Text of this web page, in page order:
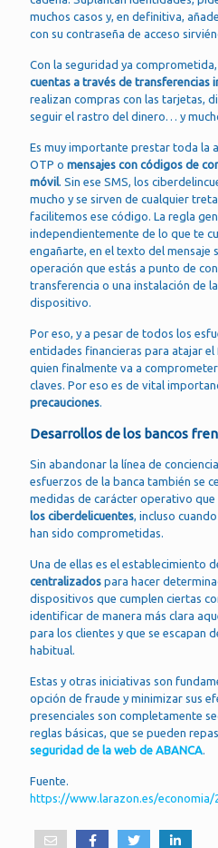
muchos casos y, en definitiva,
con su contraseña de acceso
Con la seguridad ya
cuentas a través de transferencias
realizan compras con las tarjetas,
seguir el rastro del dinero… y
Es muy importante prestar toda la
OTP o mensajes con códigos de
móvil . Sin ese SMS, los
mucho y se sirven de cualquier
facilitemos ese código. La regla
independientemente de lo que te
engañarte, en el texto del mensaje
operación que estás a punto de
transferencia o una instalación de
dispositivo.
Por eso, y a pesar de todos los
entidades financieras para atajar el
quien finalmente va a
claves. Por eso es de vital
precauciones
Desarrollos de los bancos
Sin abandonar la línea de
esfuerzos de la banca también se
medidas de carácter operativo que
los ciberdelicuentes , incluso
han sido comprometidas.
Una de ellas es el establecimiento
centralizados para hacer
dispositivos que cumplen ciertas
identificar de manera más clara
para los clientes y que se escapan
habitual.
Estas y otras iniciativas son
opción de fraude y minimizar sus
presenciales son completamente
reglas básicas, que se pueden
seguridad de la web de ABANCA
Fuente.
https://www.larazon.es/